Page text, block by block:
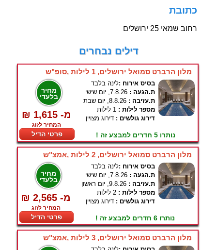
כתובת
רחוב שמאי 25 ירושלים
דילים נבחרים
מלון הרברט סמואל ירושלים, 1 לילות ,סופ"ש
מחיר
בלעדי
₪ 1,615 -מ
המחיר לזוג
פרטי הדיל
בסיס אירוח :לינה בלבד
ת.הגעה : 7.8.26, יום שישי
ת.עזיבה : 8.8.26, יום שבת
מספר לילות : 1 לילות
דירוג גולשים : דירוג מצויין
נותרו 5 חדרים למבצע זה !
מלון הרברט סמואל ירושלים, 2 לילות ,אמצ"ש
מחיר
בלעדי
₪ 2,565 -מ
המחיר לזוג
פרטי הדיל
בסיס אירוח :לינה בלבד
ת.הגעה : 7.8.26, יום שישי
ת.עזיבה : 9.8.26, יום ראשון
מספר לילות : 2 לילות
דירוג גולשים : דירוג מצויין
נותרו 6 חדרים למבצע זה !
מלון הרברט סמואל ירושלים, 3 לילות ,אמצ"ש